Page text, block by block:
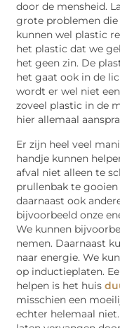
door de mensheid.
grote problemen die
kunnen wel plastic
het plastic dat we
het geen zin. De
het gaat ook in de
wordt er wel niet
zoveel plastic in de
hier allemaal
Er zijn heel veel
handje kunnen
afval niet alleen te
prullenbak te
daarnaast ook
bijvoorbeeld onze
We kunnen
nemen. Daarnaast
naar energie. We
op inductieplaten.
helpen is het huis
misschien een
echter helemaal